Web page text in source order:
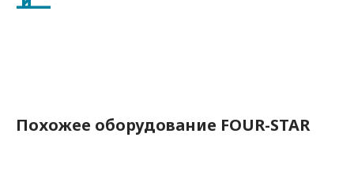
Похожее оборудование FOUR-STAR